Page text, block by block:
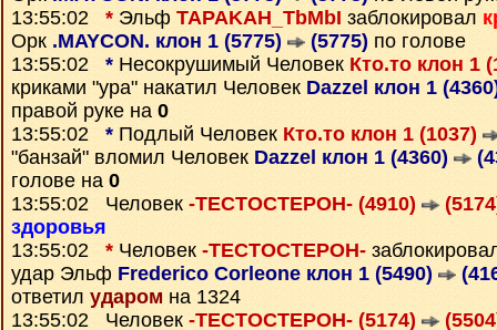
13:55:02 * Эльф TAPAKAH_TbMbI заблокировал
Орк .MAYCON. клон 1 (5775) (5775) по голове
13:55:02 * Несокрушимый Человек Кто.то клон 1
криками "ура" накатил Человек Dazzel клон 1
правой руке на 0
13:55:02 * Подлый Человек Кто.то клон 1 (1037)
"банзай" вломил Человек Dazzel клон 1 (4360)
голове на 0
13:55:02 Человек -ТЕСТОСТЕРОН- (4910)
здоровья
13:55:02 * Человек -ТЕСТОСТЕРОН-
удар Эльф Frederico Corleone клон 1 (5490)
ответил ударом на 1324
13:55:02 Человек -ТЕСТОСТЕРОН- (5174)